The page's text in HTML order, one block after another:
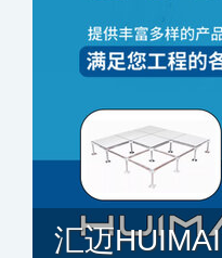
汇迈HUIMAI